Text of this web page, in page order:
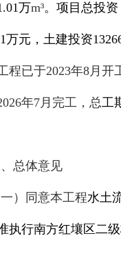
万m³。 项目总投资
万元，土建投资
程已于2023年8月开
6年7月完工， 总工
总体意见
一） 同意本工程水土
执行南方红壤区二